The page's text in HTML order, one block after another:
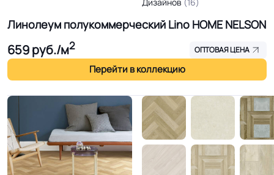
Линолеум полукоммерческий Lino HOME NELSON
659руб./м2 ОПТОВАЯ ЦЕНА
Перейти в коллекцию